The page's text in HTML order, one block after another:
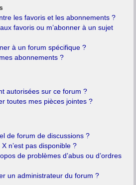
les favoris et les abonnements ?
favoris ou m’abonner à un sujet
à un forum spécifique ?
abonnements ?
autorisées sur ce forum ?
toutes mes pièces jointes ?
de forum de discussions ?
n’est pas disponible ?
de problèmes d’abus ou d’ordres
un administrateur du forum ?